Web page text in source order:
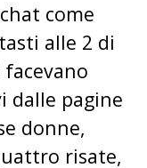
come
alle 2 di
dalle pagine
donne,
risate,